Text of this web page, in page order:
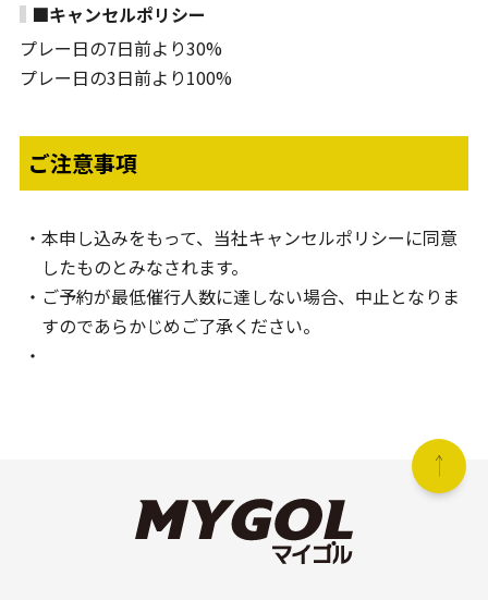
■キャンセルポリシー
プレー日の7日前より30%
プレー日の3日前より100%
ご注意事項
本申し込みをもって、当社キャンセルポリシーに同意
したものとみなされます。
ご予約が最低催行人数に達しない場合、中止となりま
すのであらかじめご了承ください。